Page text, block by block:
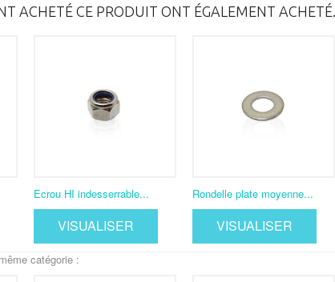
ACHETÉ CE PRODUIT ONT ÉGALEMENT ACHETÉ...
Ecrou HI indesserrable...
VISUALISER
Rondelle plate moyenne...
VISUALISER
catégorie :